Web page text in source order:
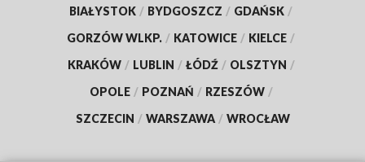
BIAŁYSTOK / BYDGOSZCZ / GDAŃSK /
GORZÓW WLKP. / KATOWICE / KIELCE /
KRAKÓW / LUBLIN / ŁÓDŹ / OLSZTYN /
OPOLE / POZNAŃ / RZESZÓW /
SZCZECIN / WARSZAWA / WROCŁAW